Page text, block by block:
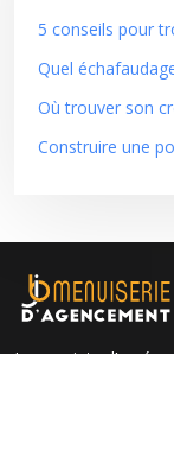
5 conseils pour
Quel
Où trouver son
Construire une
Les projets